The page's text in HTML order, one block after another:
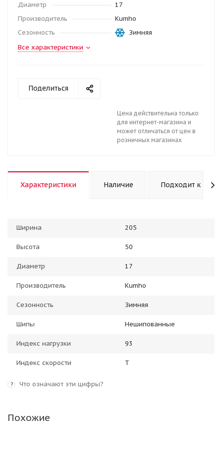
Диаметр
17
Производитель
Kumho
Сезонность
Зимняя
Все характеристики
Поделиться
Цена действительна только
для интернет-магазина и
может отличаться от цен в
розничных магазинах
Характеристики Наличие Подходит к авто
Ширина 205
Высота 50
Диаметр 17
Производитель Kumho
Сезонность Зимняя
Шипы Нешипованные
Индекс нагрузки 93
Индекс скорости T
? Что означают эти цифры?
Похожие